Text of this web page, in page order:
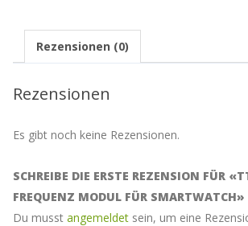
Rezensionen (0)
Rezensionen
Es gibt noch keine Rezensionen.
SCHREIBE DIE ERSTE REZENSION FÜR
FREQUENZ MODUL FÜR SMARTWATCH»
Du musst angemeldet sein, um eine